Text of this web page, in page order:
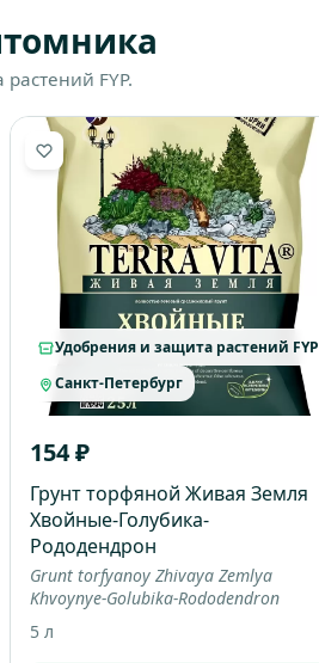
FYP.
Удобрения и защита растений FYP
Санкт-Петербург
154 ₽
Грунт торфяной Живая Земля
Хвойные-Голубика-
Рододендрон
Grunt torfyanoy Zhivaya Zemlya
Khvoynye-Golubika-Rododendron
5 л